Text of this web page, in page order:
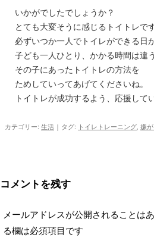
いかがでしたでしょうか？
とても大変そうに感じるトイトレです
必ずいつか一人でトイレができる日
子ども一人ひとり、かかる時間は違
その子にあったトイトレの方法を
ためしていってあげてくださいね。
トイトレが成功するよう、応援して
カテゴリー: 生活 | タグ: トイレトレーニング, 嫌
コメントを残す
メールアドレスが公開されることはあ
る欄は必須項目です